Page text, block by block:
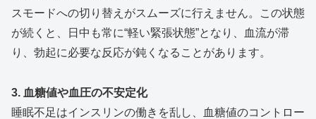
スモードへの切り替えがスムーズに行えません。この状態
が続くと、日中も常に“軽い緊張状態”となり、血流が滞
り、勃起に必要な反応が鈍くなることがあります。
3. 血糖値や血圧の不安定化
睡眠不足はインスリンの働きを乱し、血糖値のコントロー